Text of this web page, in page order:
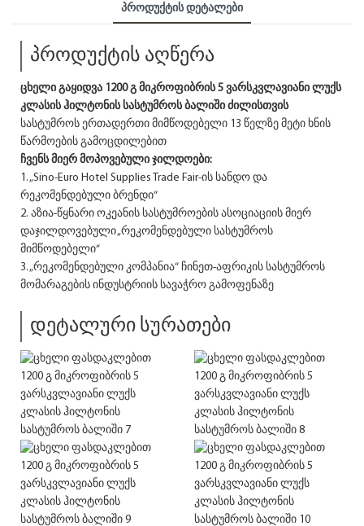
Პროდუქტის Დეტალები
პროდუქტის აღწერა
ცხელი გაყიდვა 1200 გ მიკროფიბრის 5 ვარსკვლავიანი ლუქს
კლასის ჰილტონის სასტუმროს ბალიში ძილისთვის
სასტუმროს ერთადერთი მიმწოდებელი 13 წელზე მეტი ხნის
წარმოების გამოცდილებით
ჩვენს მიერ მოპოვებული ჯილდოები:
1. „Sino-Euro Hotel Supplies Trade Fair-ის სანდო და
რეკომენდებული ბრენდი“
2. აზია-წყნარი ოკეანის სასტუმროების ასოციაციის მიერ
დაჯილდოვებული „რეკომენდებული სასტუმროს
მიმწოდებელი“
3. „რეკომენდებული კომპანია“ ჩინეთ-აფრიკის სასტუმროს
მომარაგების ინდუსტრიის სავაჭრო გამოფენაზე
დეტალური სურათები